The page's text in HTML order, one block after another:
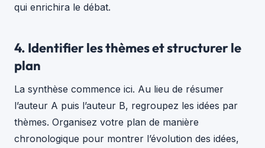
qui enrichira le débat.
4. Identifier les thèmes et structurer le
plan
La synthèse commence ici. Au lieu de résumer
l’auteur A puis l’auteur B, regroupez les idées par
thèmes. Organisez votre plan de manière
chronologique pour montrer l’évolution des idées,